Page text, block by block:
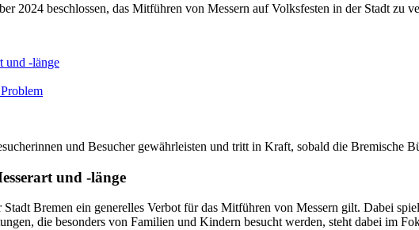
2024 beschlossen, das Mitführen von Messern auf Volksfesten in der Stadt zu
und -länge
und Besucher gewährleisten und tritt in Kraft, sobald die Bremische
und -länge
Bremen ein generelles Verbot für das Mitführen von Messern gilt. Dabei
die besonders von Familien und Kindern besucht werden, steht dabei im